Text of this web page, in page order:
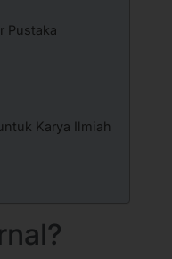
Pustaka
Karya Ilmiah